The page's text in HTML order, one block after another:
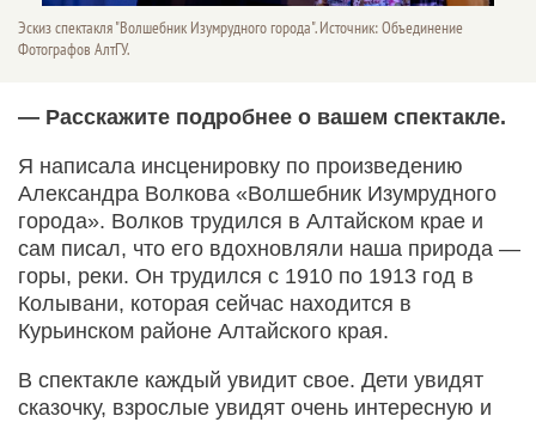
Эскиз спектакля "Волшебник Изумрудного города". Источник: Объединение
Фотографов АлтГУ.
— Расскажите подробнее о вашем спектакле.
Я написала инсценировку по произведению
Александра Волкова «Волшебник Изумрудного
города». Волков трудился в Алтайском крае и
сам писал, что его вдохновляли наша природа —
горы, реки. Он трудился с 1910 по 1913 год в
Колывани, которая сейчас находится в
Курьинском районе Алтайского края.
В спектакле каждый увидит свое. Дети увидят
сказочку, взрослые увидят очень интересную и